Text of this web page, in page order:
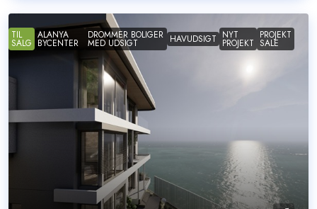
TIL
SALG
ALANYA
BYCENTER
DROMMER BOLIGER
MED UDSIGT HAVUDSIGT NYT
PROJEKT
PROJEKT
SALE